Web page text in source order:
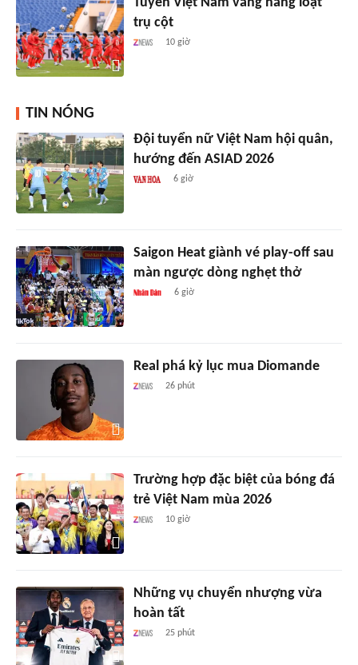
trụ cột
10 giờ
TIN NÓNG
Đội tuyển nữ Việt Nam hội quân,
hướng đến ASIAD 2026
6 giờ
Saigon Heat giành vé play-off sau
màn ngược dòng nghẹt thở
6 giờ
Real phá kỷ lục mua Diomande
26 phút
Trường hợp đặc biệt của bóng đá
trẻ Việt Nam mùa 2026
10 giờ
Những vụ chuyển nhượng vừa
hoàn tất
25 phút